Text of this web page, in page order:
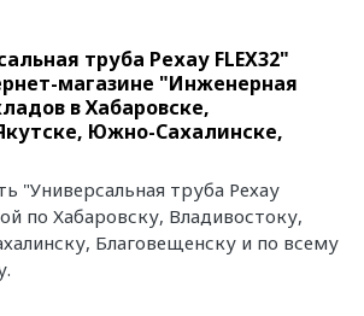
труба Рехау FLEX32"
магазине "Инженерная
в Хабаровске,
Южно-Сахалинске,
"Универсальная труба Рехау
по Хабаровску, Владивостоку,
Благовещенску и по всему